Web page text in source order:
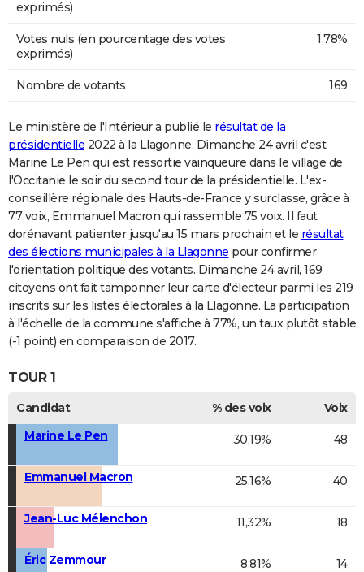
exprimés)
Votes nuls (en pourcentage des votes
exprimés)
1,78%
Nombre de votants 169
Le ministère de l'Intérieur a publié le résultat de la
présidentielle 2022 à la Llagonne. Dimanche 24 avril c'est
Marine Le Pen qui est ressortie vainqueure dans le village de
l'Occitanie le soir du second tour de la présidentielle. L'ex-
conseillère régionale des Hauts-de-France y surclasse, grâce à
77 voix, Emmanuel Macron qui rassemble 75 voix. Il faut
dorénavant patienter jusqu'au 15 mars prochain et le résultat
des élections municipales à la Llagonne pour confirmer
l'orientation politique des votants. Dimanche 24 avril, 169
citoyens ont fait tamponner leur carte d'électeur parmi les 219
inscrits sur les listes électorales à la Llagonne. La participation
à l'échelle de la commune s'affiche à 77%, un taux plutôt stable
(-1 point) en comparaison de 2017.
TOUR 1
Candidat % des voix
Voix
Marine Le Pen
30,19% 48
Emmanuel Macron 25,16% 40
Jean-Luc Mélenchon 11,32% 18
Éric Zemmour 8,81% 14